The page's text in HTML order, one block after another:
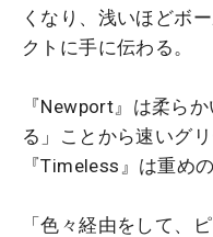
くなり、浅いほどボ
クトに手に伝わる。
『Newport』は柔ら
る」ことから速いグ
『Timeless』は重め
「色々経由をして、